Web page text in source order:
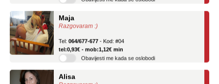
Razgovaram :)
tel:0,93€ - mob:1,12€ min
Obavijesti me kada se oslobodi
Razgovaram :)